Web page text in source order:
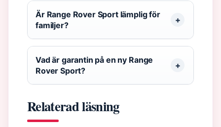
Är Range Rover Sport lämplig för
familjer?
Vad är garantin på en ny Range
Rover Sport?
Relaterad läsning